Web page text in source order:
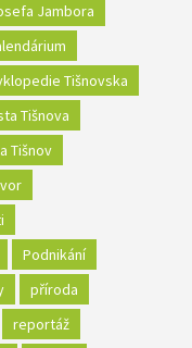
Jambora
Tišnovska
Tišnova
Tišnov
Podnikání
příroda
reportáž